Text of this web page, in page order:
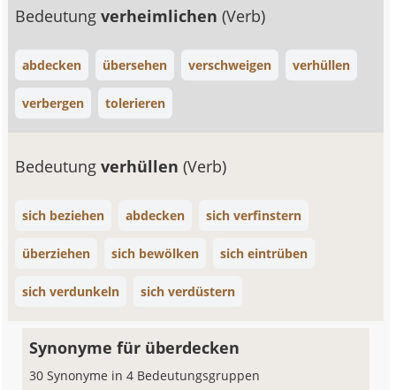
Bedeutungverheimlichen(Verb)
abdecken übersehen verschweigen verhüllen
verbergen tolerieren
Bedeutungverhüllen(Verb)
sich beziehen abdecken sich verfinstern
überziehen sich bewölken sich eintrüben
sich verdunkeln sich verdüstern
Synonyme für überdecken
30 Synonyme in 4 Bedeutungsgruppen